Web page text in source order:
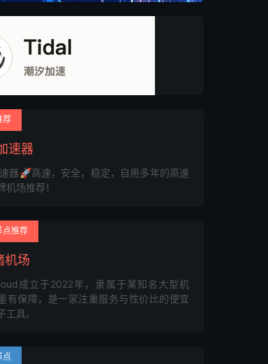
荐
速器
器🚀高速，安全，稳定，自用多年的高速
机场推荐！
点推荐
机场
成立于2022年，隶属于某知名大型机
有保障，是一家注重服务与性价比的便宜
工具。
点